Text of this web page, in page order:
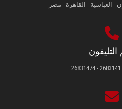
- العباسية - القاهرة - مصر